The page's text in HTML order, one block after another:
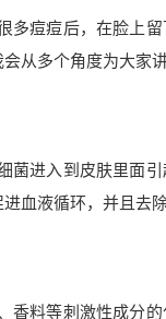
多痘痘后，在脸上
从多个角度为大家讲
菌进入到皮肤里面
血液循环，并且去除
香料等刺激性成分